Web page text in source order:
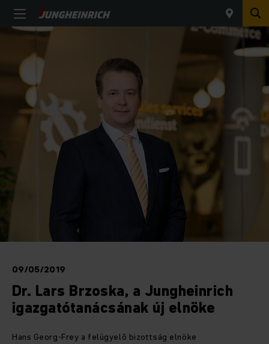
09/05/2019
Dr. Lars Brzoska, a Jungheinrich
igazgatótanácsának új elnöke
Hans Georg-Frey a felügyelő bizottság elnöke